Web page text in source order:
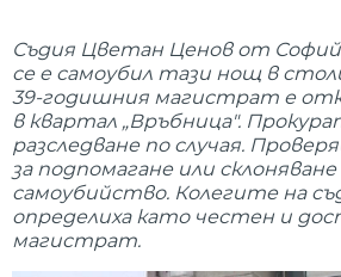
Съдия Цветан Ценов от
се e самоубил тази нощ в
39-годишния магистрат е
в квартал „Връбница".
разследване по случая.
за подпомагане или
самоубийство. Колегите на
определиха като честен и
магистрат.